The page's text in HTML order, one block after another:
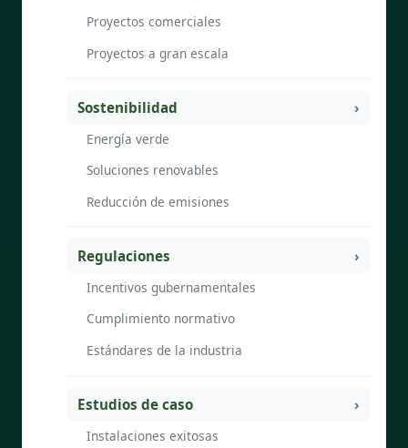
Proyectos comerciales
Proyectos a gran escala
Sostenibilidad
Energía verde
Soluciones renovables
Reducción de emisiones
Regulaciones
Incentivos gubernamentales
Cumplimiento normativo
Estándares de la industria
Estudios de caso
Instalaciones exitosas